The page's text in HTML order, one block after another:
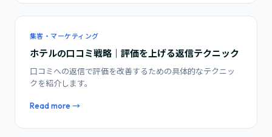
集客・マーケティング
ホテルの口コミ戦略｜評価を上げる返信テクニック
口コミへの返信で評価を改善するための具体的なテクニッ
クを紹介します。
Read more →